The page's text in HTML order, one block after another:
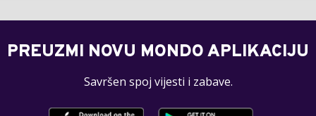
PREUZMI NOVU MONDO APLIKACIJU
Savršen spoj vijesti i zabave.